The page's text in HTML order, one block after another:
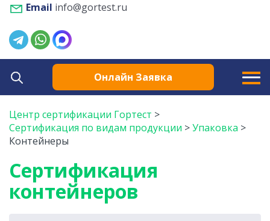
Email info@gortest.ru
Онлайн Заявка
Центр сертификации Гортест >
Сертификация по видам продукции >Упаковка >
Контейнеры
Сертификация
контейнеров